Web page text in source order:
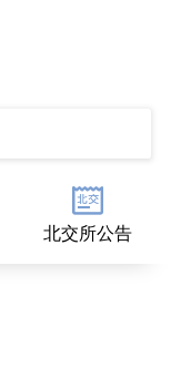
北交所公告